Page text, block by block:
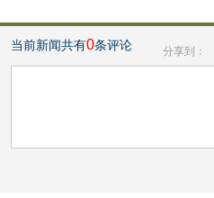
当前新闻共有0条评论 分享到：